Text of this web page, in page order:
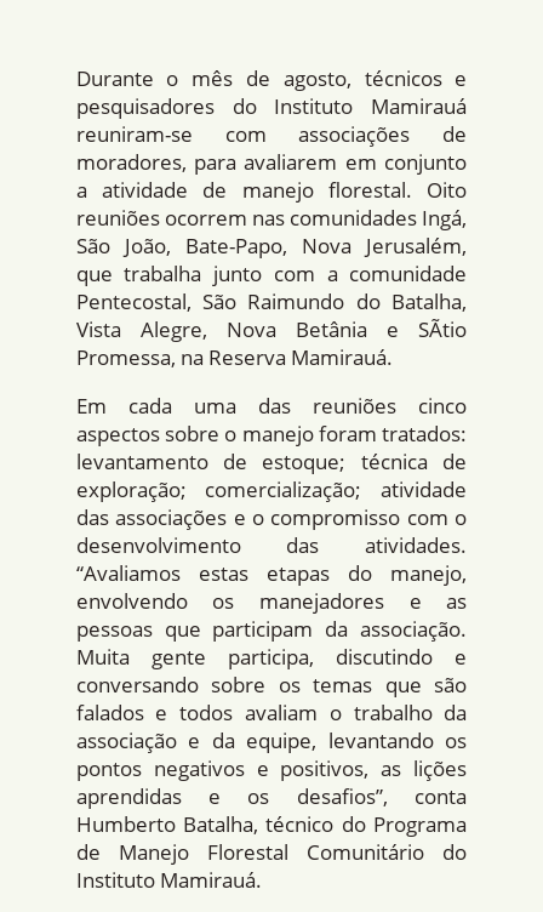
Durante o mês de agosto, técnicos e
pesquisadores do Instituto Mamirauá
reuniram-se com associações de
moradores, para avaliarem em conjunto
a atividade de manejo florestal. Oito
reuniões ocorrem nas comunidades Ingá,
São João, Bate-Papo, Nova Jerusalém,
que trabalha junto com a comunidade
Pentecostal, São Raimundo do Batalha,
Vista Alegre, Nova Betânia e SÃ­tio
Promessa, na Reserva Mamirauá.
Em cada uma das reuniões cinco
aspectos sobre o manejo foram tratados:
levantamento de estoque; técnica de
exploração; comercialização; atividade
das associações e o compromisso com o
desenvolvimento das atividades.
“Avaliamos estas etapas do manejo,
envolvendo os manejadores e as
pessoas que participam da associação.
Muita gente participa, discutindo e
conversando sobre os temas que são
falados e todos avaliam o trabalho da
associação e da equipe, levantando os
pontos negativos e positivos, as lições
aprendidas e os desafios”, conta
Humberto Batalha, técnico do Programa
de Manejo Florestal Comunitário do
Instituto Mamirauá.